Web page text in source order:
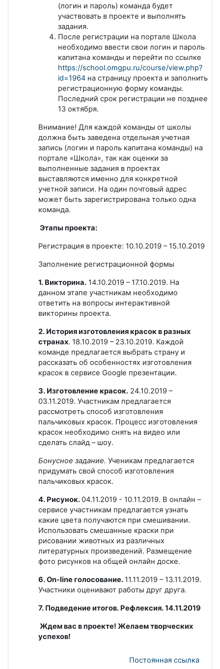
(логин и пароль) команда будет
участвовать в проекте и выполнять
задания.
После регистрации на портале Школа
необходимо ввести свои логин и пароль
капитана команды и перейти по ссылке
https://school.omgpu.ru/course/view.php?
id=1964 на страницу проекта и заполнить
регистрационную форму команды.
Последний срок регистрации не позднее
13 октября.
Внимание! Для каждой команды от школы
должна быть заведена отдельная учетная
запись (логин и пароль капитана команды) на
портале «Школа», так как оценки за
выполненные задания в проектах
выставляются именно для конкретной
учетной записи. На один почтовый адрес
может быть зарегистрирована только одна
команда.
Этапы проекта:
Регистрация в проекте: 10.10.2019 – 15.10.2019
Заполнение регистрационной формы
1. Викторина. 14.10.2019 – 17.10.2019. На
данном этапе участникам необходимо
ответить на вопросы интерактивной
викторины проекта.
2. История изготовления красок в разных
странах. 18.10.2019 – 23.10.2019. Каждой
команде предлагается выбрать страну и
рассказать об особенностях изготовления
красок в сервисе Google презентации.
3. Изготовление красок. 24.10.2019 –
03.11.2019. Участникам предлагается
рассмотреть способ изготовления
пальчиковых красок. Процесс изготовления
красок необходимо снять на видео или
сделать слайд – шоу.
Бонусное задание. Ученикам предлагается
придумать свой способ изготовления
пальчиковых красок.
4. Рисунок.04.11.2019 - 10.11.2019. В онлайн –
сервисе участникам предлагается узнать
какие цвета получаются при смешивании.
Использовать смешанные краски при
рисовании животных из различных
литературных произведений. Размещение
фото рисунков на общей онлайн доске.
6. Оn-line голосование. 11.11.2019 – 13.11.2019.
Участники оценивают работы друг друга.
7. Подведение итогов. Рефлексия. 14.11.2019
Ждем вас в проекте! Желаем творческих
успехов!
Постоянная ссылка